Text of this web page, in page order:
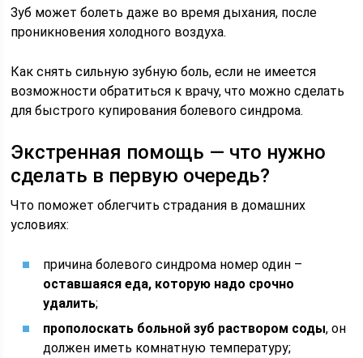
Зуб может болеть даже во время дыхания, после
проникновения холодного воздуха.
Как снять сильную зубную боль, если не имеется
возможности обратиться к врачу, что можно сделать
для быстрого купирования болевого синдрома.
Экстренная помощь — что нужно
сделать в первую очередь?
Что поможет облегчить страдания в домашних
условиях:
причина болевого синдрома номер один –
оставшаяся еда, которую надо срочно
удалить;
прополоскать больной зуб раствором соды, он
должен иметь комнатную температуру;